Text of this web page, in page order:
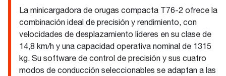
La minicargadora de orugas compacta T76-2 ofrece la
combinación ideal de precisión y rendimiento, con
velocidades de desplazamiento líderes en su clase de
14,8 km/h y una capacidad operativa nominal de 1315
kg. Su software de control de precisión y sus cuatro
modos de conducción seleccionables se adaptan a las